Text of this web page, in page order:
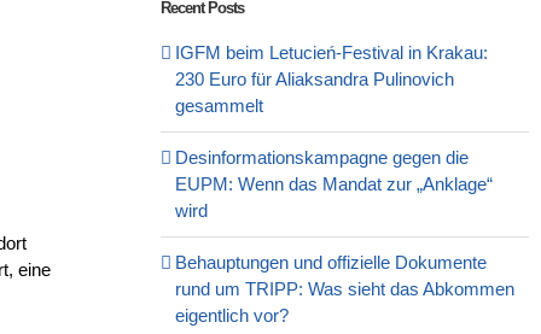
eine
Recent Posts
IGFM beim Letucień-Festival in Krakau:
230 Euro für Aliaksandra Pulinovich
gesammelt
Desinformationskampagne gegen die
EUPM: Wenn das Mandat zur „Anklage“
wird
Behauptungen und offizielle Dokumente
rund um TRIPP: Was sieht das Abkommen
eigentlich vor?